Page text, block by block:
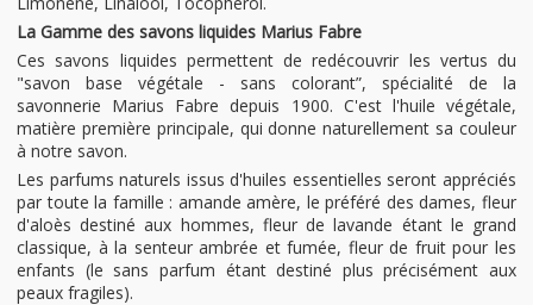
La Gamme des savons liquides Marius Fabre
Ces savons liquides permettent de redécouvrir les vertus du
"savon base végétale - sans colorant”, spécialité de la
savonnerie Marius Fabre depuis 1900. C'est l'huile végétale,
matière première principale, qui donne naturellement sa couleur
à notre savon.
Les parfums naturels issus d'huiles essentielles seront appréciés
par toute la famille : amande amère, le préféré des dames, fleur
d'aloès destiné aux hommes, fleur de lavande étant le grand
classique, à la senteur ambrée et fumée, fleur de fruit pour les
enfants (le sans parfum étant destiné plus précisément aux
peaux fragiles).